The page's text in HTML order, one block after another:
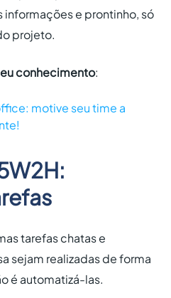
informações e prontinho, só
projeto.
conhecimento:
motive seu time a
tarefas chatas e
sejam realizadas de forma
é automatizá-las.